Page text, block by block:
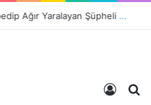
Ortopedik Engelli Bireyi Darbedip Ağır Yaralayan Şüpheli Tutuklandı
Giriş